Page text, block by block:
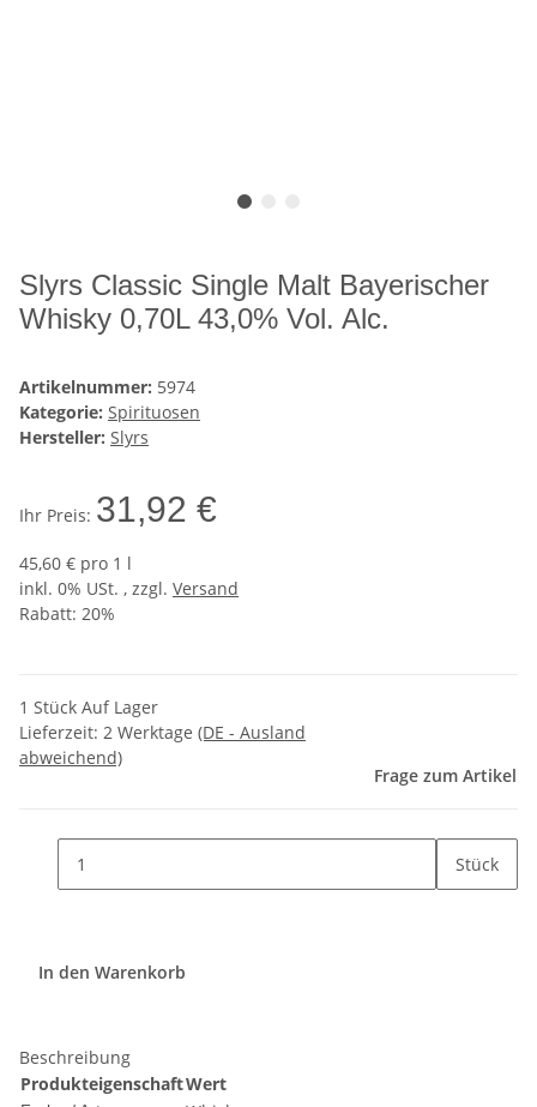
Slyrs Classic Single Malt Bayerischer
Whisky 0,70L 43,0% Vol. Alc.
Artikelnummer: 5974
Kategorie: Spirituosen
Hersteller: Slyrs
Ihr Preis: 31,92 €
45,60 € pro 1 l
inkl. 0% USt. , zzgl. Versand
Rabatt: 20%
1 Stück Auf Lager
Lieferzeit: 2 Werktage (DE - Ausland
abweichend)
Frage zum Artikel
Stück
In den Warenkorb
Beschreibung
ProdukteigenschaftWert